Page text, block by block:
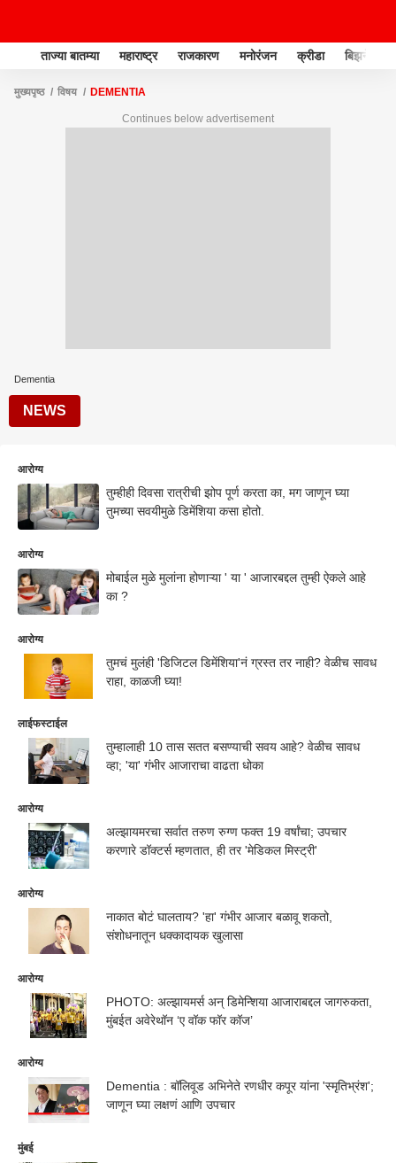
ताज्या बातम्या महाराष्ट्र राजकारण मनोरंजन क्रीडा बिझनेस
मुख्यपृष्ठ विषय DEMENTIA
Continues below advertisement
Dementia
NEWS
आरोग्य
तुम्हीही दिवसा रात्रीची झोप पूर्ण करता का, मग जाणून घ्या
तुमच्या सवयीमुळे डिमेंशिया कसा होतो.
आरोग्य
मोबाईल मुळे मुलांना होणाऱ्या ' या ' आजारबद्दल तुम्ही ऐकले आहे
का ?
आरोग्य
तुमचं मुलंही 'डिजिटल डिमेंशिया'नं ग्रस्त तर नाही? वेळीच सावध
राहा, काळजी घ्या!
लाईफस्टाईल
तुम्हालाही 10 तास सतत बसण्याची सवय आहे? वेळीच सावध
व्हा; 'या' गंभीर आजाराचा वाढता धोका
आरोग्य
अल्झायमरचा सर्वात तरुण रुग्ण फक्त 19 वर्षांचा; उपचार
करणारे डॉक्टर्स म्हणतात, ही तर 'मेडिकल मिस्ट्री'
आरोग्य
नाकात बोटं घालताय? 'हा' गंभीर आजार बळावू शकतो,
संशोधनातून धक्कादायक खुलासा
आरोग्य
PHOTO: अल्झायमर्स अन् डिमेन्शिया आजाराबद्दल जागरुकता,
मुंबईत अवेरेथॉन ‘ए वॉक फॉर कॉज’
आरोग्य
Dementia : बॉलिवूड अभिनेते रणधीर कपूर यांना 'स्मृतिभ्रंश';
जाणून घ्या लक्षणं आणि उपचार
मुंबई